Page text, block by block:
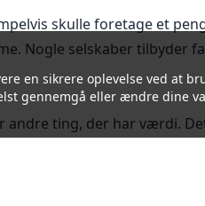
skulle foretage et
Nogle selskaber tilbyder
andre ting, der har værdi.
en sikrere oplevelse ved at
gennemgå eller ændre dine